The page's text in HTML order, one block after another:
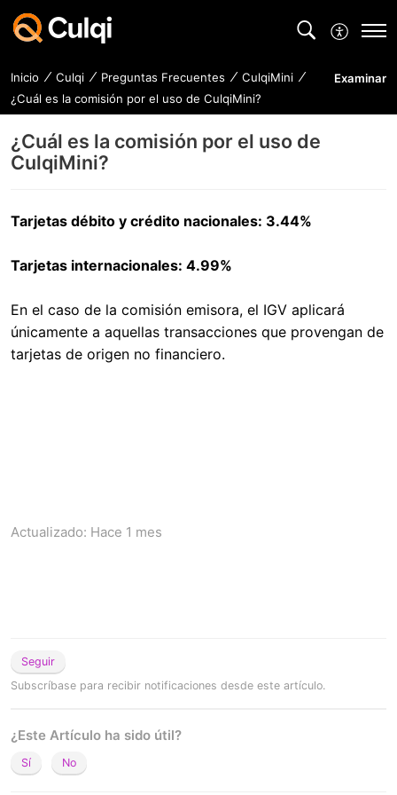
Inicio Culqi Preguntas Frecuentes
CulqiMini
¿Cuál es la comisión por el uso de CulqiMini?
Examinar
¿Cuál es la comisión por el uso de
CulqiMini?
Tarjetas débito y crédito nacionales: 3.44%
Tarjetas internacionales: 4.99%
En el caso de la comisión emisora, el IGV aplicará
únicamente a aquellas transacciones que provengan de
tarjetas de origen no financiero.
Actualizado: Hace 1 mes
Seguir
Subscríbase para recibir notificaciones desde este artículo.
¿Este Artículo ha sido útil?
Sí No